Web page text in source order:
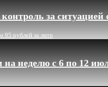
за ситуацией
95 рублей за литр
неделю с 6 по 12